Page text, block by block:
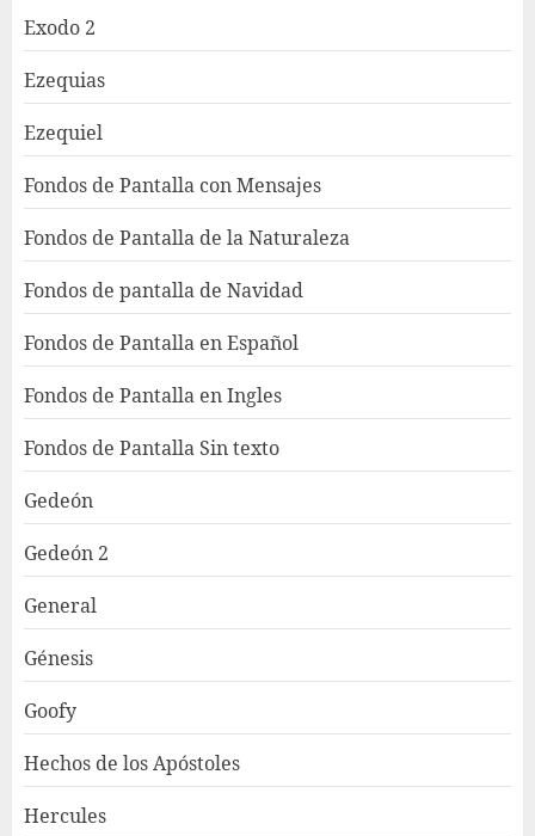
Exodo 2
Ezequias
Ezequiel
Fondos de Pantalla con Mensajes
Fondos de Pantalla de la Naturaleza
Fondos de pantalla de Navidad
Fondos de Pantalla en Español
Fondos de Pantalla en Ingles
Fondos de Pantalla Sin texto
Gedeón
Gedeón 2
General
Génesis
Goofy
Hechos de los Apóstoles
Hercules